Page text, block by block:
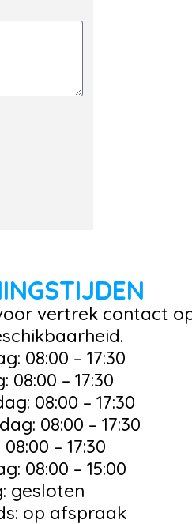
vertrek contact
08:00 – 17:30
08:00 – 17:30
08:00 – 17:30
08:00 – 17:30
– 17:30
08:00 – 15:00
gesloten
op afspraak